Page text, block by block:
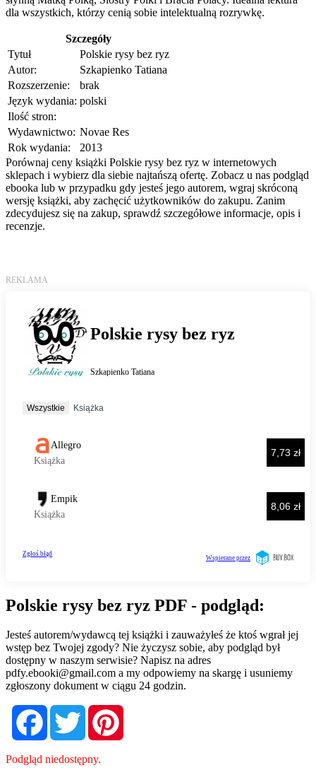
dla wszystkich, którzy cenią sobie intelektualną rozrywkę.
Szczegóły
Tytuł
Polskie rysy bez ryz
Autor:
Szkapienko Tatiana
Rozszerzenie:
brak
Język wydania: polski
Ilość stron:
Wydawnictwo: Novae Res
Rok wydania:
2013
Porównaj ceny książki Polskie rysy bez ryz w internetowych
sklepach i wybierz dla siebie najtańszą ofertę. Zobacz u nas podgląd
ebooka lub w przypadku gdy jesteś jego autorem, wgraj skróconą
wersję książki, aby zachęcić użytkowników do zakupu. Zanim
zdecydujesz się na zakup, sprawdź szczegółowe informacje, opis i
recenzje.
Polskie rysy bez ryz PDF - podgląd:
Jesteś autorem/wydawcą tej książki i zauważyłeś że ktoś wgrał jej
wstęp bez Twojej zgody? Nie życzysz sobie, aby podgląd był
dostępny w naszym serwisie? Napisz na adres
pdfy.ebooki@gmail.com a my odpowiemy na skargę i usuniemy
zgłoszony dokument w ciągu 24 godzin.
FacebookTwitter
Podgląd niedostępny.